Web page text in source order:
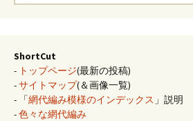
索:
ShortCut
- トップページ(最新の投稿)
-サイトマップ(＆画像一覧)
- 「網代編み模様のインデックス 」説明
-色々な網代編み